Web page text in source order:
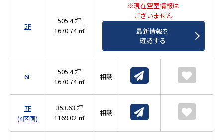
5F
505.4 坪
1670.74 ㎡
※現在空室情報は
ございません
最新情報を
確認する
6F
505.4 坪
1670.74 ㎡
相談
7F
(4区画)
353.63 坪
1169.02 ㎡
相談